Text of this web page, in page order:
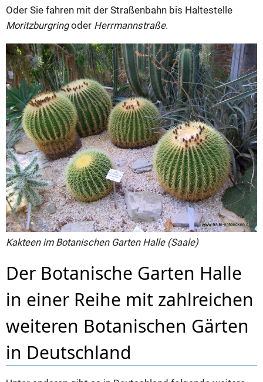
Oder Sie fahren mit der Straßenbahn bis Haltestelle
Moritzburgringoder Herrmannstraße.
Kakteen im Botanischen Garten Halle (Saale)
Der Botanische Garten Halle
in einer Reihe mit zahlreichen
weiteren Botanischen Gärten
in Deutschland